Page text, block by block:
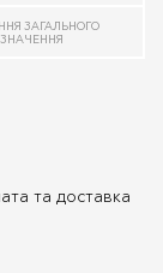
ЗАГАЛЬНОГО
та доставка